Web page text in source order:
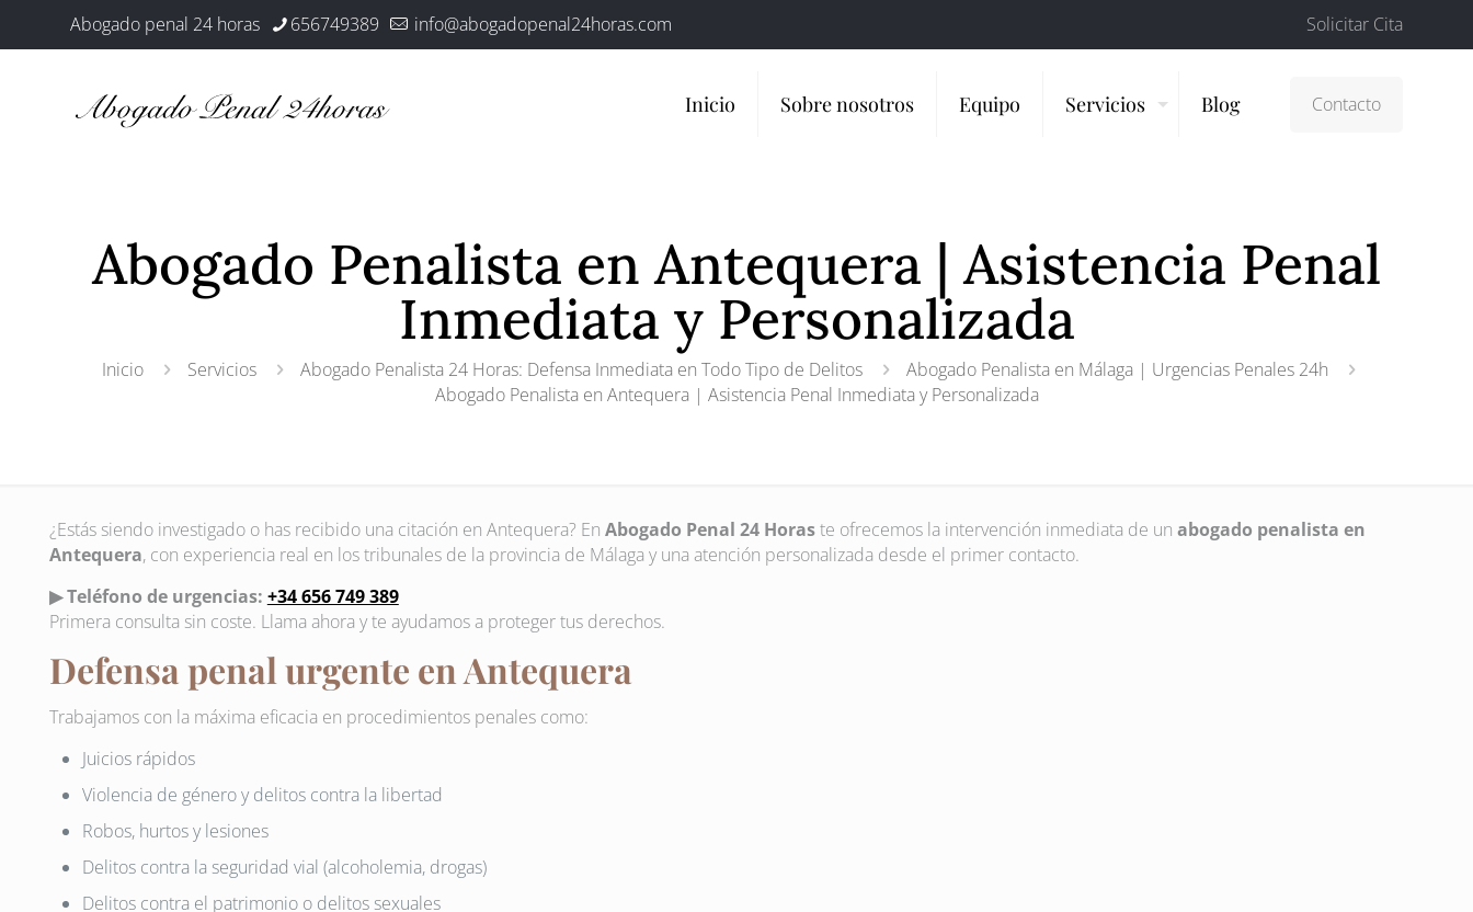
Abogado penal 24 horas 656749389 info@abogadopenal24horas.com Solicitar Cita
Inicio Sobre nosotros Equipo Servicios Blog Contacto
Abogado Penalista en Antequera | Asistencia Penal
Inmediata y Personalizada
Inicio Servicios Abogado Penalista 24 Horas: Defensa Inmediata en Todo Tipo de Delitos
Abogado Penalista en Málaga | Urgencias Penales 24h
Abogado Penalista en Antequera | Asistencia Penal Inmediata y Personalizada
¿Estás siendo investigado o has recibido una citación en Antequera? En Abogado Penal 24 Horaste ofrecemos la intervención inmediata de un abogado penalista en
Antequera, con experiencia real en los tribunales de la provincia de Málaga y una atención personalizada desde el primer contacto.
▶ Teléfono de urgencias: +34 656 749 389
Primera consulta sin coste. Llama ahora y te ayudamos a proteger tus derechos.
Defensa penal urgente en Antequera
Trabajamos con la máxima eficacia en procedimientos penales como:
Juicios rápidos
Violencia de género y delitos contra la libertad
Robos, hurtos y lesiones
Delitos contra la seguridad vial (alcoholemia, drogas)
Delitos contra el patrimonio o delitos sexuales